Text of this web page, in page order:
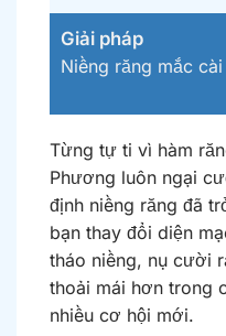
Giải pháp
Niềng răng mắc
Từng tự ti vì hàm
Phương luôn ngại
định niềng răng đã
bạn thay đổi diện
tháo niềng, nụ cười
thoải mái hơn trong
nhiều cơ hội mới.